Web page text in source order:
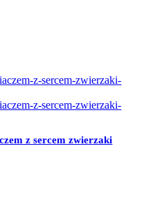
z sercem zwierzaki